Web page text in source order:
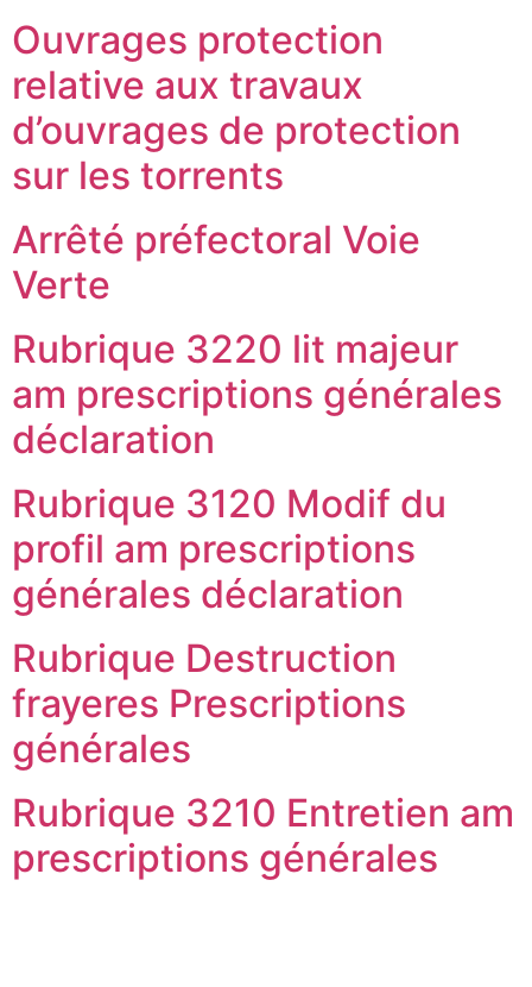
Ouvrages protection
relative aux travaux
d’ouvrages de protection
sur les torrents
Arrêté préfectoral Voie
Verte
Rubrique 3220 lit majeur
am prescriptions générales
déclaration
Rubrique 3120 Modif du
profil am prescriptions
générales déclaration
Rubrique Destruction
frayeres Prescriptions
générales
Rubrique 3210 Entretien am
prescriptions générales